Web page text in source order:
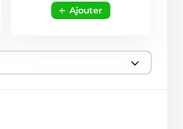
Ajouter